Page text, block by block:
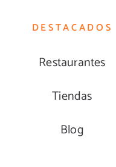
DESTACADOS
Restaurantes
Tiendas
Blog